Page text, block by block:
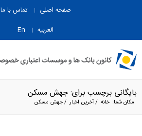
صفحه اصلی
تماس با ما
العربیه
En
بایگانی برچسب برای: جهش مسکن
مکان شما: خانه /آخرین اخبار /جهش مسکن